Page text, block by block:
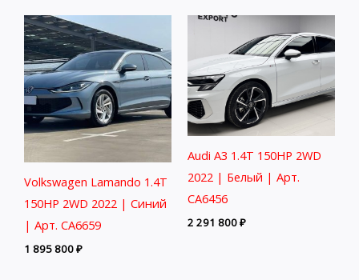
Volkswagen Lamando 1.4T
150HP 2WD 2022 | Синий
| Арт. CA6659
1 895 800₽
Audi A3 1.4T 150HP 2WD
2022 | Белый | Арт.
CA6456
2 291 800₽